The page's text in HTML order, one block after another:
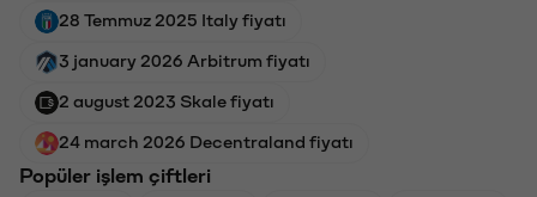
28 Temmuz 2025 Italy fiyatı
3 january 2026 Arbitrum fiyatı
2 august 2023 Skale fiyatı
24 march 2026 Decentraland fiyatı
Popüler işlem çiftleri